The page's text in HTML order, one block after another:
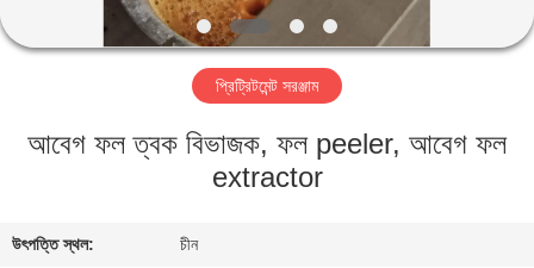
VR
প্রদর্শন
আমাদের
কারখানা
প্রিট্রিটমেন্ট সরঞ্জাম
আবেগ ফল ত্বক বিভাজক, ফল peeler, আবেগ ফল
extractor
উৎপত্তি স্থল: চীন